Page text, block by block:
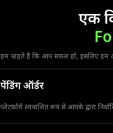
एक
हम चाहते हैं कि आप सफल हों, इसलिए हम
पेंडिंग ऑर्डर
प्लेटफ़ॉर्म स्वचालित रूप से आपके द्वारा